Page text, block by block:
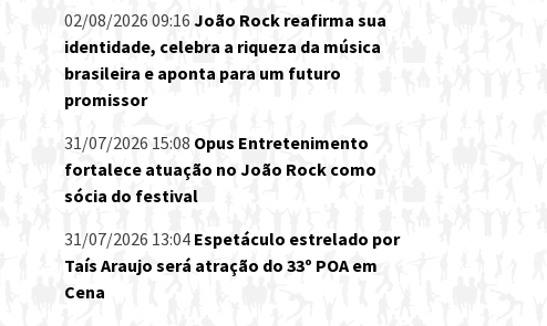
02/08/2026 09:16 João Rock reafirma sua
identidade, celebra a riqueza da música
brasileira e aponta para um futuro
promissor
31/07/2026 15:08 Opus Entretenimento
fortalece atuação no João Rock como
sócia do festival
31/07/2026 13:04 Espetáculo estrelado por
Taís Araujo será atração do 33º POA em
Cena